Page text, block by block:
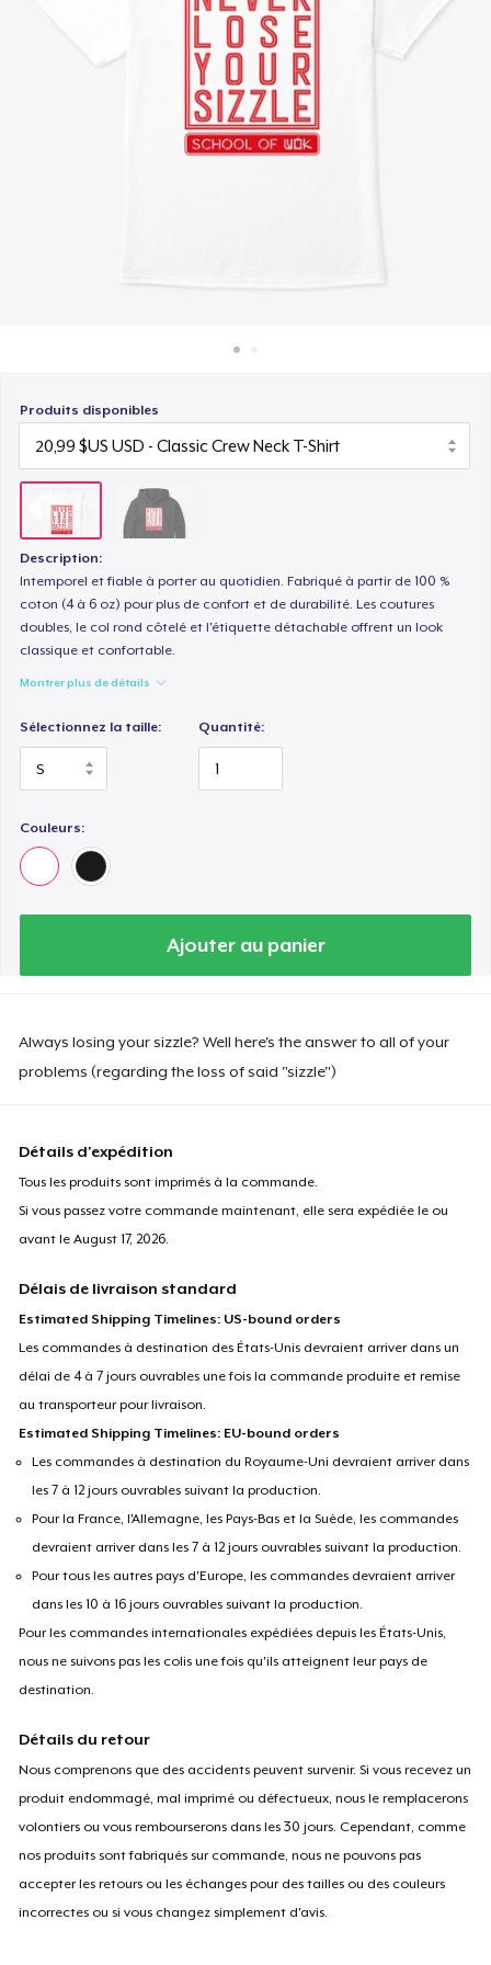
Vendez partout
Vendre n'importe quoi
Produits disponibles
Description:
Intemporel et fiable à porter au quotidien. Fabriqué à partir de 100 %
coton (4 à 6 oz) pour plus de confort et de durabilité. Les coutures
doubles, le col rond côtelé et l'étiquette détachable offrent un look
classique et confortable.
Montrer plus de détails
Sélectionnez la taille: Quantité:
Couleurs:
Ajouter au panier
Always losing your sizzle? Well here's the answer to all of your
problems (regarding the loss of said "sizzle")
Détails d'expédition
Tous les produits sont imprimés à la commande.
Si vous passez votre commande maintenant, elle sera expédiée le ou
avant leAugust 17, 2026.
Délais de livraison standard
Estimated Shipping Timelines: US-bound orders
Les commandes à destination des États-Unis devraient arriver dans un
délai de 4 à 7 jours ouvrables une fois la commande produite et remise
au transporteur pour livraison.
Estimated Shipping Timelines: EU-bound orders
Les commandes à destination du Royaume-Uni devraient arriver dans
les 7 à 12 jours ouvrables suivant la production.
Pour la France, l'Allemagne, les Pays-Bas et la Suède, les commandes
devraient arriver dans les 7 à 12 jours ouvrables suivant la production.
Pour tous les autres pays d'Europe, les commandes devraient arriver
dans les 10 à 16 jours ouvrables suivant la production.
Pour les commandes internationales expédiées depuis les États-Unis,
nous ne suivons pas les colis une fois qu'ils atteignent leur pays de
destination.
Détails du retour
Nous comprenons que des accidents peuvent survenir. Si vous recevez un
produit endommagé, mal imprimé ou défectueux, nous le remplacerons
volontiers ou vous rembourserons dans les 30 jours. Cependant, comme
nos produits sont fabriqués sur commande, nous ne pouvons pas
accepter les retours ou les échanges pour des tailles ou des couleurs
incorrectes ou si vous changez simplement d'avis.